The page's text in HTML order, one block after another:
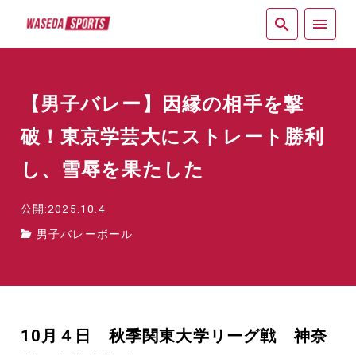
【男子バレー】因縁の相手を撃
破！東京学芸大にストレート勝利
し、雪辱を果たした
公開:2025.10.4
男子バレーボール
10月４日 秋季関東大学リーグ戦 神奈